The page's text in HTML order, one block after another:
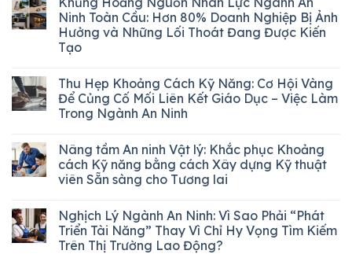
Ninh Toàn Cầu: Hơn 80% Doanh Nghiệp Bị Ảnh
Hưởng và Những Lối Thoát Đang Được Kiến
Tạo
Thu Hẹp Khoảng Cách Kỹ Năng: Cơ Hội Vàng
Để Củng Cố Mối Liên Kết Giáo Dục – Việc Làm
Trong Ngành An Ninh
Nâng tầm An ninh Vật lý: Khắc phục Khoảng
cách Kỹ năng bằng cách Xây dựng Kỹ thuật
viên Sẵn sàng cho Tương lai
Nghịch Lý Ngành An Ninh: Vì Sao Phải “Phát
Triển Tài Năng” Thay Vì Chỉ Hy Vọng Tìm Kiếm
Trên Thị Trường Lao Động?